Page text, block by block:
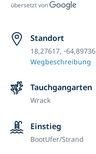
übersetzt von
Standort
18,27617, -64,89736
Wegbeschreibung
Tauchgangarten
Wrack
Einstieg
BootUfer/Strand